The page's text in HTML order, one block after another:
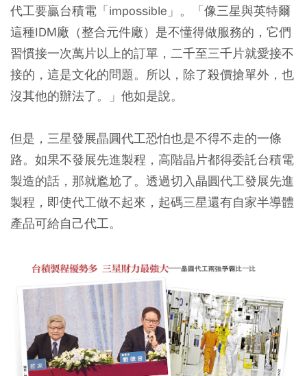
代工要贏台積電「impossible」。「像三星與英特爾
這種IDM廠（整合元件廠）是不懂得做服務的，它們
習慣接一次萬片以上的訂單，二千至三千片就愛接不
接的，這是文化的問題。所以，除了殺價搶單外，也
沒其他的辦法了。」他如是說。
但是，三星發展晶圓代工恐怕也是不得不走的一條
路。如果不發展先進製程，高階晶片都得委託台積電
製造的話，那就尷尬了。透過切入晶圓代工發展先進
製程，即使代工做不起來，起碼三星還有自家半導體
產品可給自己代工。